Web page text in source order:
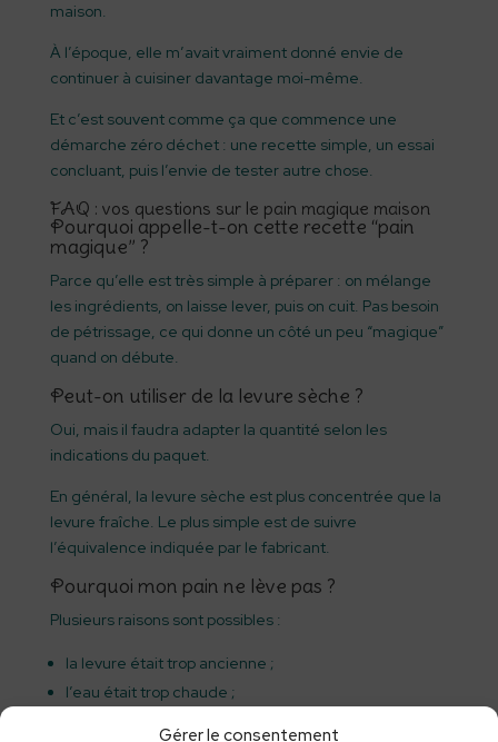
Gérer le consentement
maison.
À l’époque, elle m’avait vraiment donné envie de
continuer à cuisiner davantage moi-même.
Et c’est souvent comme ça que commence une
démarche zéro déchet : une recette simple, un essai
concluant, puis l’envie de tester autre chose.
FAQ : vos questions sur le pain magique maison
Pourquoi appelle-t-on cette recette “pain
magique” ?
Parce qu’elle est très simple à préparer : on mélange
les ingrédients, on laisse lever, puis on cuit. Pas besoin
de pétrissage, ce qui donne un côté un peu “magique”
quand on débute.
Peut-on utiliser de la levure sèche ?
Oui, mais il faudra adapter la quantité selon les
indications du paquet.
En général, la levure sèche est plus concentrée que la
levure fraîche. Le plus simple est de suivre
l’équivalence indiquée par le fabricant.
Pourquoi mon pain ne lève pas ?
Plusieurs raisons sont possibles :
la levure était trop ancienne ;
l’eau était trop chaude ;